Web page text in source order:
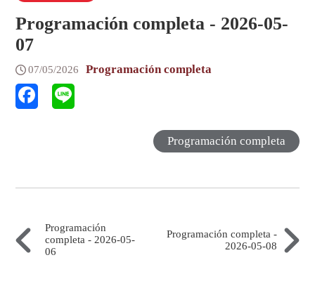
Programación completa - 2026-05-
07
07/05/2026 Programación completa
Programación completa
Programación
completa - 2026-05-
06
Programación completa -
2026-05-08